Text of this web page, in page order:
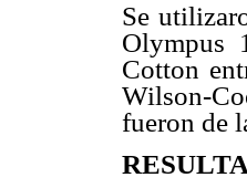
Se
Olympus
Cotton
Wilson-
fueron de